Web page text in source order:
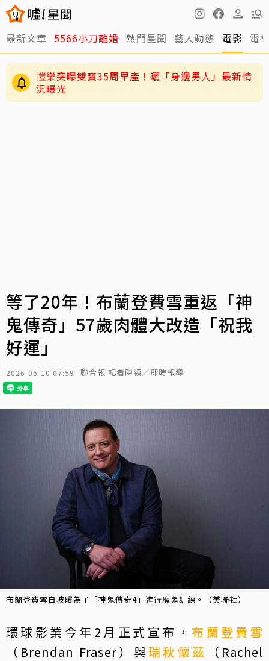
最新文章 5566小刀離婚 熱門星聞 藝人動態 電影 電
愷樂突曝雙寶35周早產！曬「身邊男人」最新情
況曝光
等了20年！布蘭登費雪重返「神
鬼傳奇」57歲肉體大改造「祝我
好運」
2026-05-10 07:59 聯合報 記者陳穎／即時報導
布蘭登費雪自坡曝為了「神鬼傳奇4」進行魔鬼訓練。（美聯社）
環球影業今年2月正式宣布，布蘭登費雪
（Brendan Fraser）與瑞秋懷茲
（Rachel